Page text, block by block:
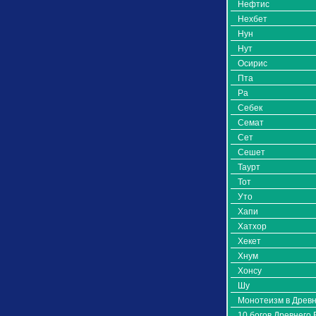
Нефтис
Нехбет
Нун
Нут
Осирис
Пта
Ра
Себек
Семат
Сет
Сешет
Таурт
Тот
Уто
Хапи
Хатхор
Хекет
Хнум
Хонсу
Шу
Монотеизм в